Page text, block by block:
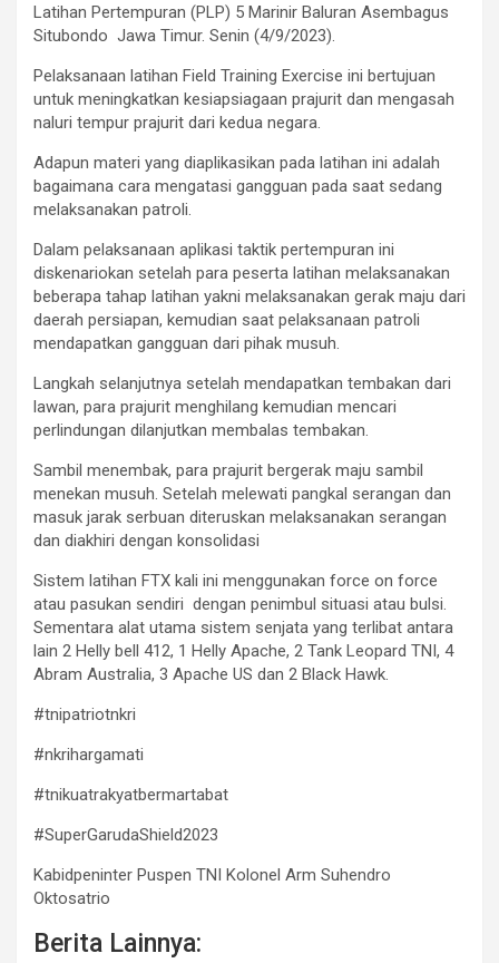
Latihan Pertempuran (PLP) 5 Marinir Baluran Asembagus
Situbondo Jawa Timur. Senin (4/9/2023).
Pelaksanaan latihan Field Training Exercise ini bertujuan
untuk meningkatkan kesiapsiagaan prajurit dan mengasah
naluri tempur prajurit dari kedua negara.
Adapun materi yang diaplikasikan pada latihan ini adalah
bagaimana cara mengatasi gangguan pada saat sedang
melaksanakan patroli.
Dalam pelaksanaan aplikasi taktik pertempuran ini
diskenariokan setelah para peserta latihan melaksanakan
beberapa tahap latihan yakni melaksanakan gerak maju dari
daerah persiapan, kemudian saat pelaksanaan patroli
mendapatkan gangguan dari pihak musuh.
Langkah selanjutnya setelah mendapatkan tembakan dari
lawan, para prajurit menghilang kemudian mencari
perlindungan dilanjutkan membalas tembakan.
Sambil menembak, para prajurit bergerak maju sambil
menekan musuh. Setelah melewati pangkal serangan dan
masuk jarak serbuan diteruskan melaksanakan serangan
dan diakhiri dengan konsolidasi
Sistem latihan FTX kali ini menggunakan force on force
atau pasukan sendiri dengan penimbul situasi atau bulsi.
Sementara alat utama sistem senjata yang terlibat antara
lain 2 Helly bell 412, 1 Helly Apache, 2 Tank Leopard TNI, 4
Abram Australia, 3 Apache US dan 2 Black Hawk.
#tnipatriotnkri
#nkrihargamati
#tnikuatrakyatbermartabat
#SuperGarudaShield2023
Kabidpeninter Puspen TNI Kolonel Arm Suhendro
Oktosatrio
Berita Lainnya: